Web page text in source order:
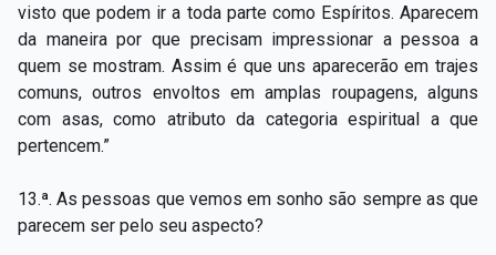
visto que podem ir a toda parte como Espíritos. Aparecem
da maneira por que precisam impressionar a pessoa a
quem se mostram. Assim é que uns aparecerão em trajes
comuns, outros envoltos em amplas roupagens, alguns
com asas, como atributo da categoria espiritual a que
pertencem.”
13.ª. As pessoas que vemos em sonho são sempre as que
parecem ser pelo seu aspecto?